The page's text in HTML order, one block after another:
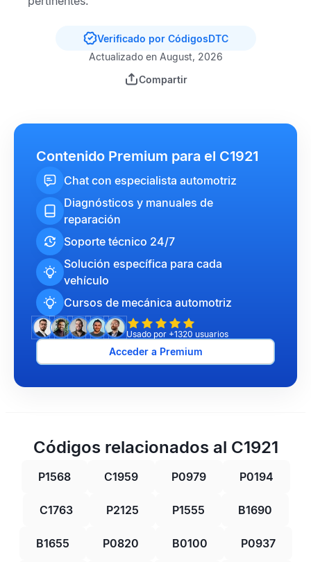
Verificado por CódigosDTC
Actualizado en August, 2026
Compartir
Contenido Premium para el C1921
Chat con especialista automotriz
Diagnósticos y manuales de
reparación
Soporte técnico 24/7
Solución específica para cada
vehículo
Cursos de mecánica automotriz
Usado por +1320 usuarios
Acceder a Premium
Códigos relacionados al C1921
P1568 C1959 P0979 P0194
C1763 P2125 P1555 B1690
B1655 P0820 B0100 P0937